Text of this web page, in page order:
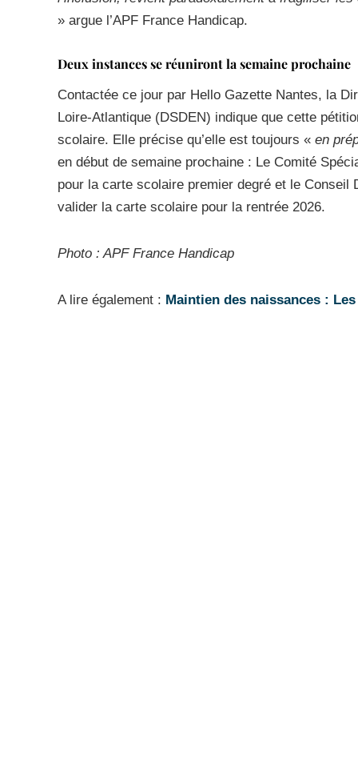
» argue l’APF France Handicap.
Deux instances se réuniront la semaine prochaine
Contactée ce jour par Hello Gazette Nantes, la
Loire-Atlantique (DSDEN) indique que cette
scolaire. Elle précise qu’elle est toujours « en
en début de semaine prochaine : Le Comité
pour la carte scolaire premier degré et le Conseil
valider la carte scolaire pour la rentrée 2026.
Photo : APF France Handicap
A lire également : Maintien des naissances :